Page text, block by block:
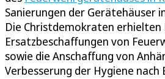
Sanierungen der Gerätehäuser
Die Christdemokraten
Ersatzbeschaffungen von
sowie die Anschaffung von
Verbesserung der Hygiene nach